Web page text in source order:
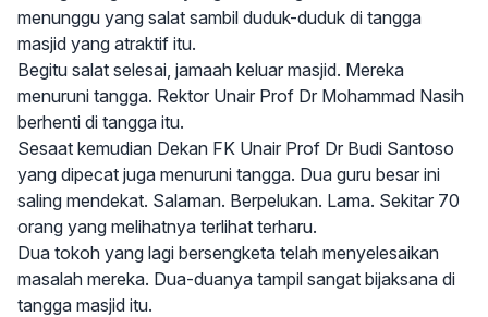
menunggu yang salat sambil duduk-duduk di tangga
masjid yang atraktif itu.
Begitu salat selesai, jamaah keluar masjid. Mereka
menuruni tangga. Rektor Unair Prof Dr Mohammad Nasih
berhenti di tangga itu.
Sesaat kemudian Dekan FK Unair Prof Dr Budi Santoso
yang dipecat juga menuruni tangga. Dua guru besar ini
saling mendekat. Salaman. Berpelukan. Lama. Sekitar 70
orang yang melihatnya terlihat terharu.
Dua tokoh yang lagi bersengketa telah menyelesaikan
masalah mereka. Dua-duanya tampil sangat bijaksana di
tangga masjid itu.